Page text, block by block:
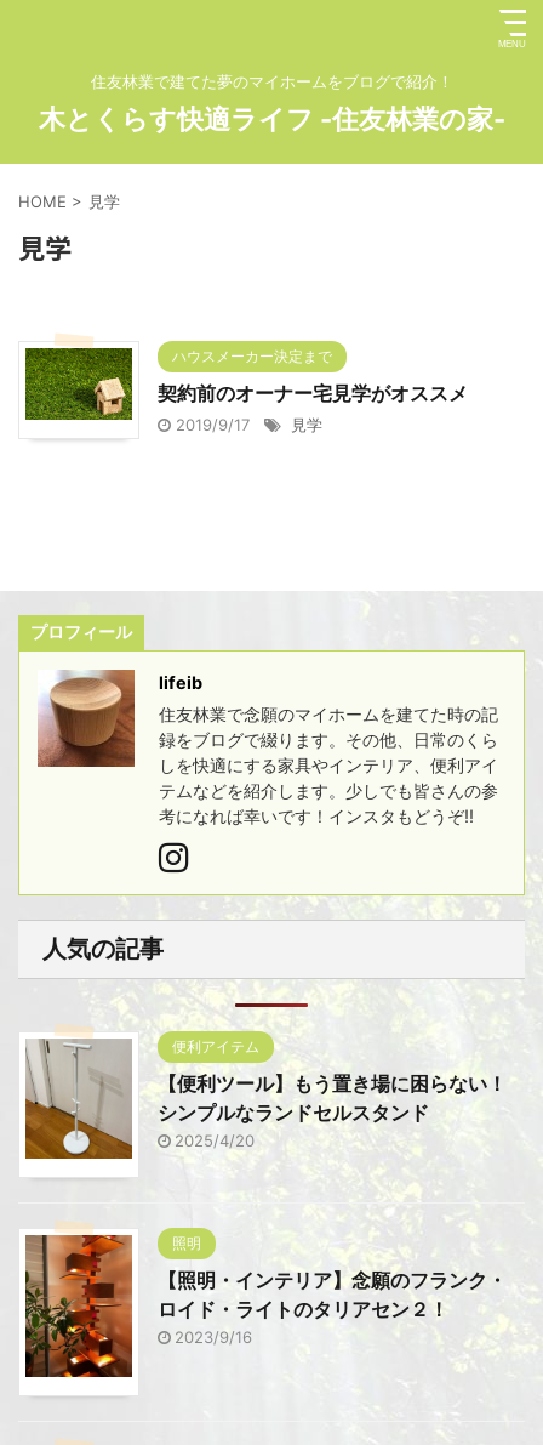
住友林業で建てた夢のマイホームをブログで紹介！
木とくらす快適ライフ -住友林業の家-
HOME > 見学
見学
ハウスメーカー決定まで
契約前のオーナー宅見学がオススメ
2019/9/17 見学
プロフィール
lifeib
住友林業で念願のマイホームを建てた時の記
録をブログで綴ります。その他、日常のくら
しを快適にする家具やインテリア、便利アイ
テムなどを紹介します。少しでも皆さんの参
考になれば幸いです！インスタもどうぞ!!
人気の記事
便利アイテム
【便利ツール】もう置き場に困らない！
シンプルなランドセルスタンド
2025/4/20
照明
【照明・インテリア】念願のフランク・
ロイド・ライトのタリアセン２！
2023/9/16